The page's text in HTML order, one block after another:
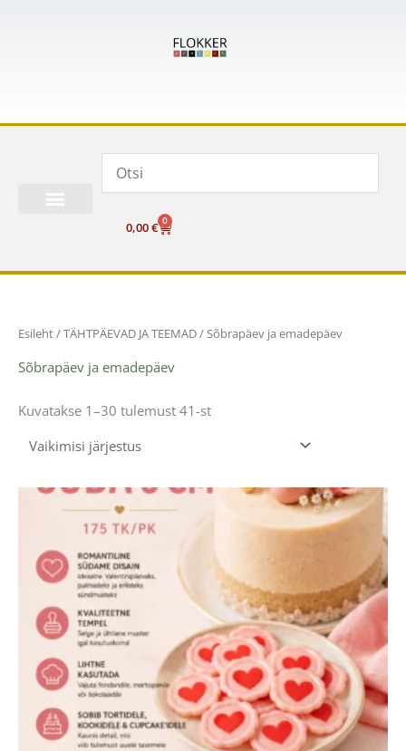
0,00€ 0
Cart
Esileht/TÄHTPÄEVAD JA TEEMAD/ Sõbrapäev ja emadepäev
Sõbrapäev ja emadepäev
Kuvatakse 1–30 tulemust 41-st